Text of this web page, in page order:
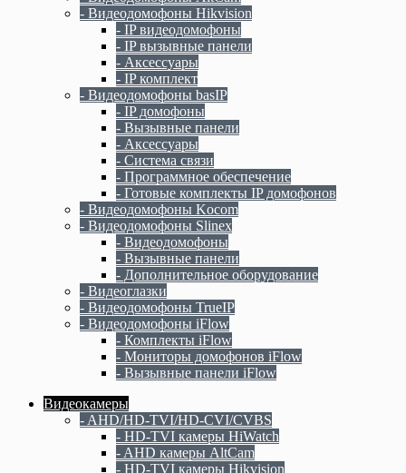
- Видеодомофоны Hikvision
- IP видеодомофоны
- IP вызывные панели
- Аксессуары
- IP комплект
- Видеодомофоны basIP
- IP домофоны
- Вызывные панели
- Аксессуары
- Система связи
- Программное обеспечение
- Готовые комплекты IP домофонов
- Видеодомофоны Kocom
- Видеодомофоны Slinex
- Видеодомофоны
- Вызывные панели
- Дополнительное оборудование
- Видеоглазки
- Видеодомофоны TrueIP
- Видеодомофоны iFlow
- Комплекты iFlow
- Мониторы домофонов iFlow
- Вызывные панели iFlow
Видеокамеры
- AHD/HD-TVI/HD-CVI/CVBS
- HD-TVI камеры HiWatch
- AHD камеры AltCam
- HD-TVI камеры Hikvision